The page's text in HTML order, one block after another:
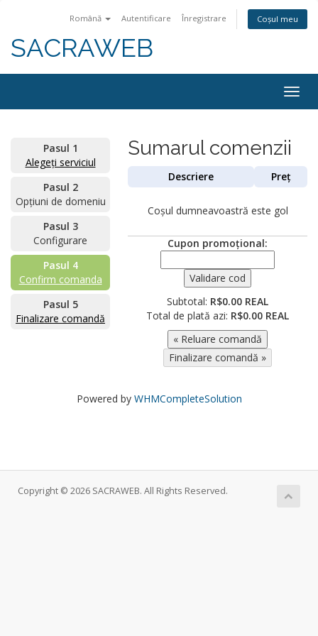
Română Autentificare Înregistrare Coșul meu
SACRAWEB
Pasul 1
Alegeți serviciul
Pasul 2
Opțiuni de domeniu
Pasul 3
Configurare
Pasul 4
Confirm comanda
Pasul 5
Finalizare comandă
Sumarul comenzii
Descriere Preț
Coșul dumneavoastră este gol
Cupon promoțional:
Subtotal: R$0.00 REAL
Total de plată azi: R$0.00 REAL
Powered by WHMCompleteSolution
Copyright © 2026 SACRAWEB. All Rights Reserved.